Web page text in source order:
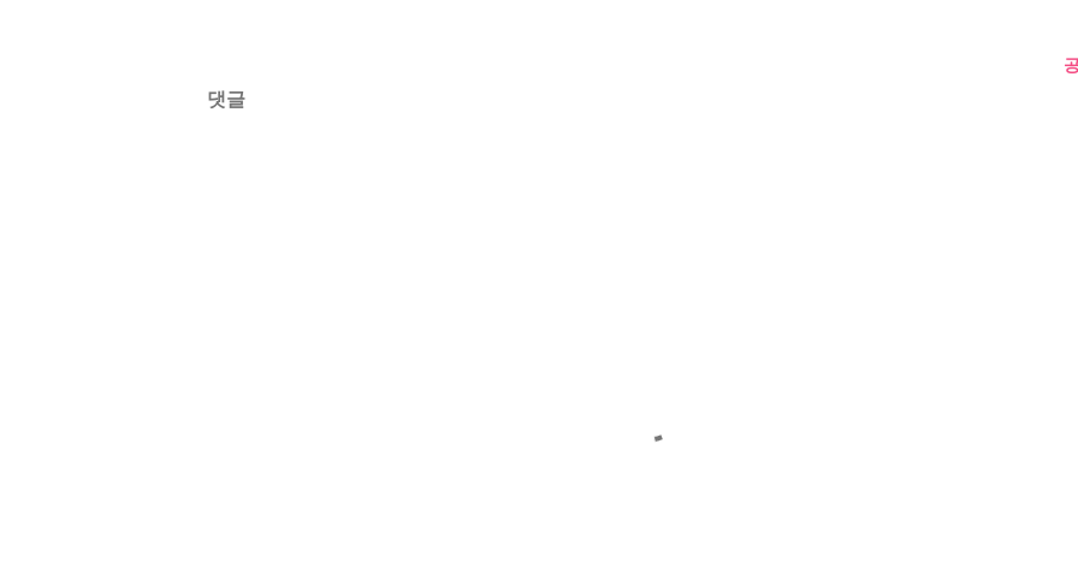
댓글